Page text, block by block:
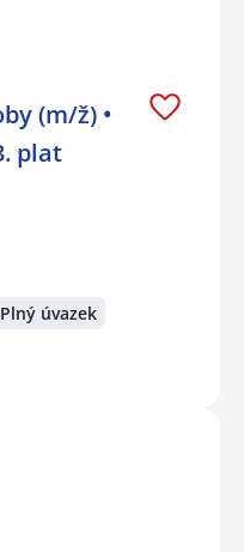
(m/ž) •
plat
Plný úvazek